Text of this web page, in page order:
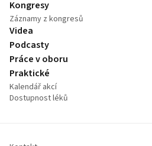
Kongresy
Záznamy z kongresů
Videa
Podcasty
Práce v oboru
Praktické
Kalendář akcí
Dostupnost léků